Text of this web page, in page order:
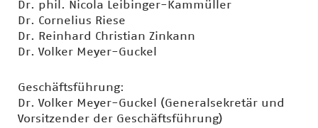
Dr. phil. Nicola Leibinger-Kammüller
Dr. Cornelius Riese
Dr. Reinhard Christian Zinkann
Dr. Volker Meyer-Guckel
Geschäftsführung:
Dr. Volker Meyer-Guckel (Generalsekretär und
Vorsitzender der Geschäftsführung)